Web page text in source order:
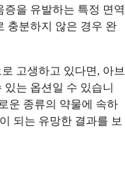
을 유발하는 특정 면역
충분하지 않은 경우 완
고생하고 있다면, 아브
는 옵션일 수 있습니
운 종류의 약물에 속하
되는 유망한 결과를 보